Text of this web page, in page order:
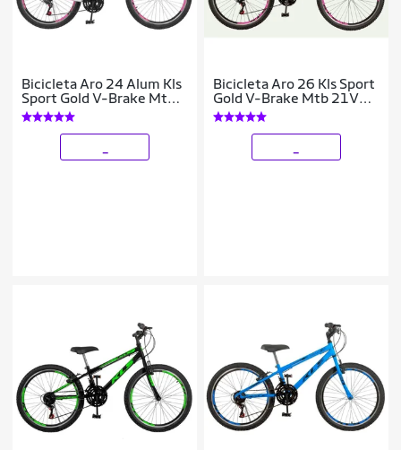
Bicicleta Aro 24 Alum Kls
Sport Gold V-Brake Mtb
21V Feminina
Bicicleta Aro 26 Kls Sport
Gold V-Brake Mtb 21V
Feminina